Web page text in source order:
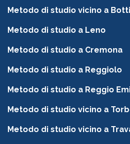
Metodo di studio vicino a
Metodo di studio a Leno
Metodo di studio a Cremona
Metodo di studio a Reggiolo
Metodo di studio a Reggio
Metodo di studio vicino a
Metodo di studio vicino a